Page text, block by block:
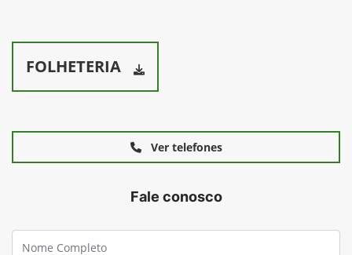
FOLHETERIA
Ver telefones
Fale conosco